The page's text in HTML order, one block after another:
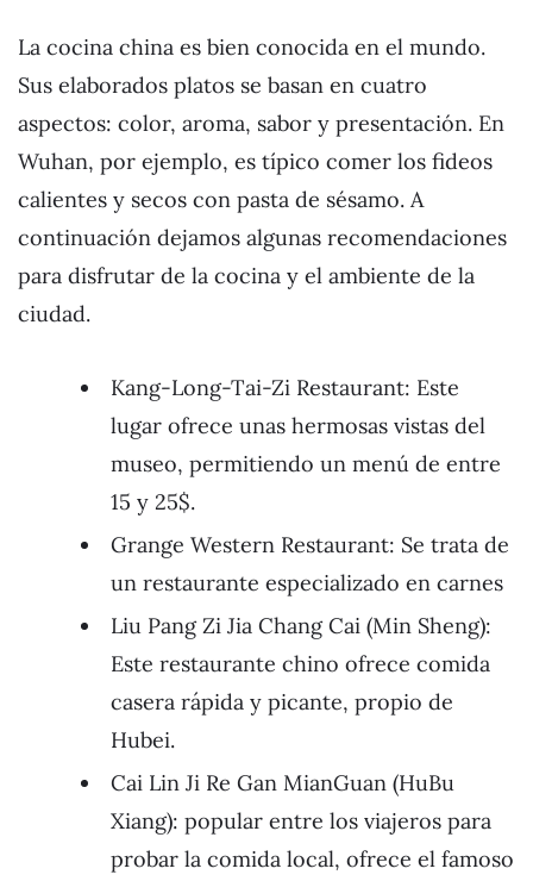
La cocina china es bien conocida en el mundo.
Sus elaborados platos se basan en cuatro
aspectos: color, aroma, sabor y presentación. En
Wuhan, por ejemplo, es típico comer los fideos
calientes y secos con pasta de sésamo. A
continuación dejamos algunas recomendaciones
para disfrutar de la cocina y el ambiente de la
ciudad.
Kang-Long-Tai-Zi Restaurant: Este
lugar ofrece unas hermosas vistas del
museo, permitiendo un menú de entre
15 y 25$.
Grange Western Restaurant: Se trata de
un restaurante especializado en carnes
Liu Pang Zi Jia Chang Cai (Min Sheng):
Este restaurante chino ofrece comida
casera rápida y picante, propio de
Hubei.
Cai Lin Ji Re Gan MianGuan (HuBu
Xiang): popular entre los viajeros para
probar la comida local, ofrece el famoso